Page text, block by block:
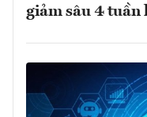
giảm sâu 4 tuần